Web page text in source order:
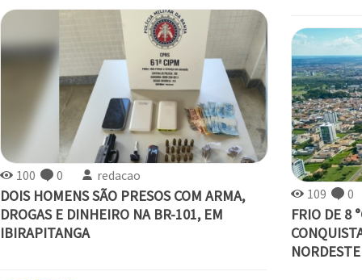
100 0 redacao
DOIS HOMENS SÃO PRESOS COM ARMA,
DROGAS E DINHEIRO NA BR-101, EM
IBIRAPITANGA
109 0
FRIO DE 8
NORDESTE